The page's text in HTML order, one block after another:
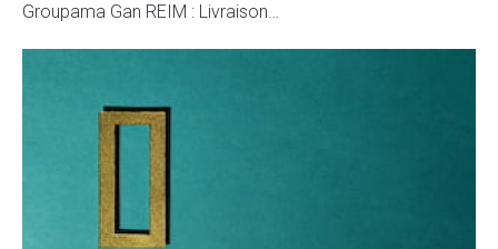
Groupama Gan REIM : Livraison…